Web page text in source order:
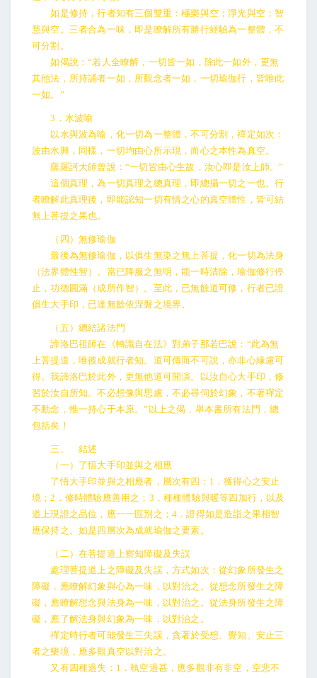
如是修持，行者知有三個雙重：極樂與空；淨光與空；智
慧與空。三者合為一味，即是瞭解所有勝行經驗為一整體，不
可分割。
如偈說：“若人全瞭解，一切皆一如，除此一如外，更無
其他法，所持誦者一如，所觀念者一如，一切瑜伽行，皆唯此
一如。”
3．水波喻
以水與波為喻，化一切為一整體，不可分割，禪定如次：
波由水興，同樣，一切均由心所示現，而心之本性為真空。
薩羅訶大師曾說：“一切皆由心生故，汝心即是汝上師。”
這個真理，為一切真理之總真理，即總攝一切之一也。行
者瞭解此真理後，即能認知一切有情之心的真空體性，皆可結
無上菩提之果也。
（四）無修瑜伽
最後為無修瑜伽，以俱生無染之無上菩提，化一切為法身
（法界體性智）。當已降服之無明，能一時清除，瑜伽修行停
止，功德圓滿（成所作智）。至此，已無餘道可修，行者已證
俱生大手印，已達無餘依涅磐之境界。
（五）總結諸法門
諦洛巴祖師在《轉識自在法》對弟子那若巴說：“此為無
上菩提道，唯彼成就行者知。道可傳而不可說，亦非心緣慮可
得。我諦洛巴於此外，更無他道可開演。以汝自心大手印，修
習於汝自所知。不必想像與思慮，不必尋伺於幻象，不著禪定
不動念，惟一持心于本原。”以上之偈，舉本書所有法門，總
包括矣！
三、 結述
（一）了悟大手印並與之相應
了悟大手印並與之相應者，層次有四：1．獲得心之安止
境；2．修時體驗應善用之；3．種種體驗與暖等四加行，以及
道上現證之品位，應一一區別之；4．證得如是造詣之果相智
應保持之。如是四層次為成就瑜伽之要素。
（二）在菩提道上察知障礙及失誤
處理菩提道上之障礙及失誤，方式如次：從幻象所發生之
障礙，應瞭解幻象與心為一味，以對治之。從想念所發生之障
礙，應瞭解想念與法身為一味，以對治之。從法身所發生之障
礙，應了解法身與幻象為一味，以對治之。
禪定時行者可能發生三失誤，貪著於受想、覺知、安止三
者之樂境，應多觀真空以對治之。
又有四種過失：1．執空過甚，應多觀非有非空，空悲不